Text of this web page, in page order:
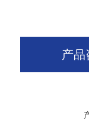
产品